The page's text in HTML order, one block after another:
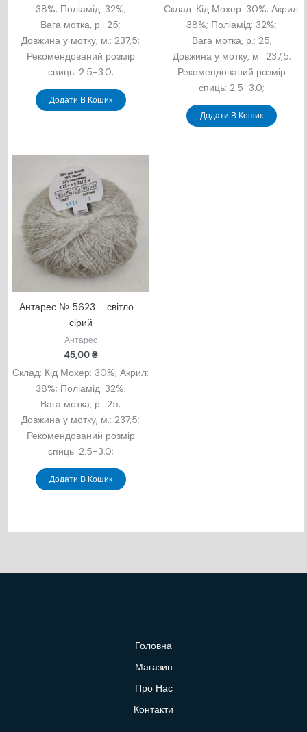
38%; Поліамід: 32%;
Вага мотка, р.: 25;
Довжина у мотку, м.: 237,5;
Рекомендований розмір
спиць: 2.5-3.0;
Додати В Кошик
Склад: Кід Мохер: 30%; Акрил:
38%; Поліамід: 32%;
Вага мотка, р.: 25;
Довжина у мотку, м.: 237,5;
Рекомендований розмір
спиць: 2.5-3.0;
Додати В Кошик
Антарес № 5623 – світло –
сірий
Антарес
45,00₴
Склад: Кід Мохер: 30%; Акрил:
38%; Поліамід: 32%;
Вага мотка, р.: 25;
Довжина у мотку, м.: 237,5;
Рекомендований розмір
спиць: 2.5-3.0;
Додати В Кошик
Головна
Магазин
Про Нас
Контакти